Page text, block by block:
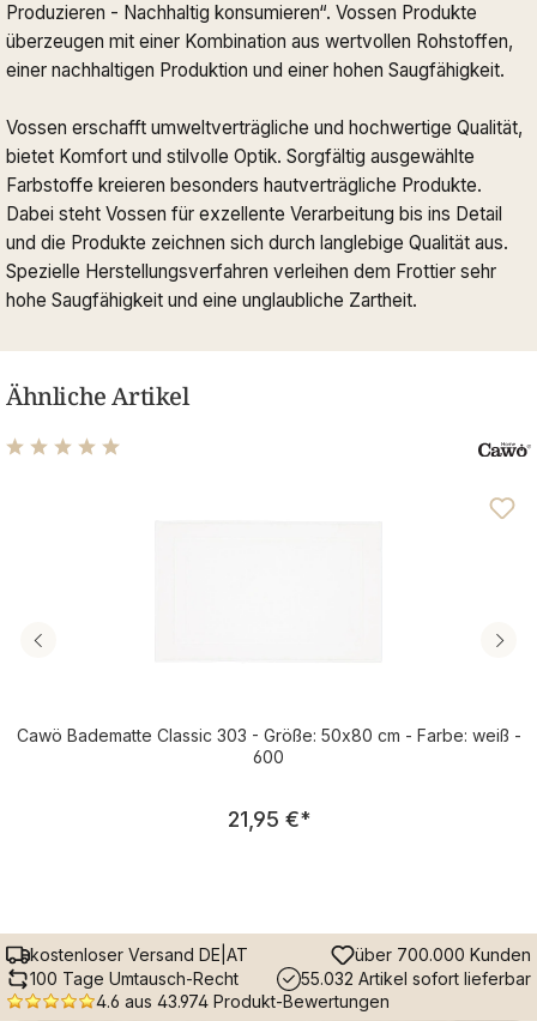
Produzieren - Nachhaltig konsumieren“. Vossen Produkte
überzeugen mit einer Kombination aus wertvollen Rohstoffen,
einer nachhaltigen Produktion und einer hohen Saugfähigkeit.
Vossen erschafft umweltverträgliche und hochwertige Qualität,
bietet Komfort und stilvolle Optik. Sorgfältig ausgewählte
Farbstoffe kreieren besonders hautverträgliche Produkte.
Dabei steht Vossen für exzellente Verarbeitung bis ins Detail
und die Produkte zeichnen sich durch langlebige Qualität aus.
Spezielle Herstellungsverfahren verleihen dem Frottier sehr
hohe Saugfähigkeit und eine unglaubliche Zartheit.
Ähnliche Artikel
Cawö Badematte Classic 303 - Größe: 50x80 cm - Farbe: weiß -
600
Regulärer Preis:
21,95 €*
kostenloser Versand DE|AT
über 700.000 Kunden
100 Tage Umtausch-Recht
55.032 Artikel sofort lieferbar
4.6 aus 43.974 Produkt-Bewertungen